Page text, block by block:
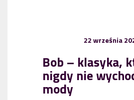
22 września
Bob – klasyka,
nigdy nie
mody